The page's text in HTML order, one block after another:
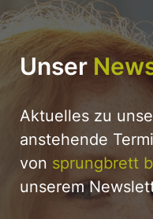
Unser
Aktuelles zu
anstehende
von sprungbrett
unserem